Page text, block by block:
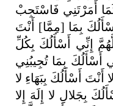
أَمَرْتَنِي فَاسْتَجِبْ
بِمَا [مِمَّا] أَنْتَ
إِنِّي أَسْأَلُكَ بِكُلِّ
أَسْأَلُكَ بِمَا تُجِيبُنِي
إِلا أَنْتَ أَسْأَلُكَ بِبَهَاءِ لا
بِجَلالِ لا إِلَهَ
إِلا